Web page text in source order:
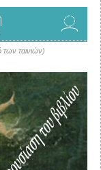
των ταινιών)